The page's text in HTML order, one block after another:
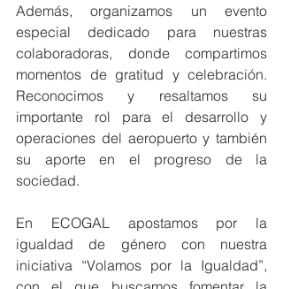
Además, organizamos un evento
especial dedicado para nuestras
colaboradoras, donde compartimos
momentos de gratitud y celebración.
Reconocimos y resaltamos su
importante rol para el desarrollo y
operaciones del aeropuerto y también
su aporte en el progreso de la
sociedad.
En ECOGAL apostamos por la
igualdad de género con nuestra
iniciativa “Volamos por la Igualdad”,